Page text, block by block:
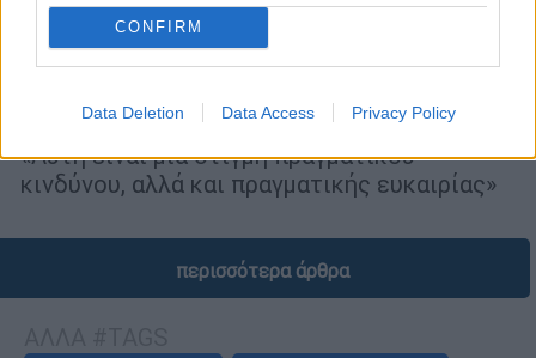
CONFIRM
Data Deletion Data Access Privacy Policy
Κόσμος|25.03.2026 23:30
γενικός διευθυντής του BBC
«Αυτή είναι μια στιγμή πραγματικού
κινδύνου, αλλά και πραγματικής ευκαιρίας»
περισσότερα άρθρα